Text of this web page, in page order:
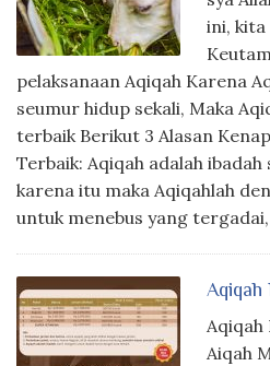
ini, kita
pelaksanaan Aqiqah Karena
seumur hidup sekali, Maka
terbaik Berikut 3 Alasan
Terbaik: Aqiqah adalah
karena itu maka Aqiqahlah
untuk menebus yang
Aqiqah
Aiqah